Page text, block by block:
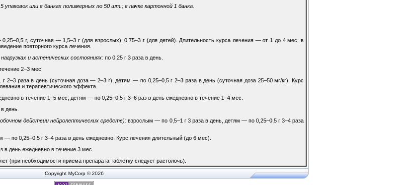
или в банках полимерных по 50 шт.; в пачке картонной 1 банка.
г, суточная — 1,5–3 г (для взрослых), 0,75–3 г (для детей). Длительность курса лечения — от 1 до 4 мес, в
повторного курса лечения.
и астенических состояниях: по 0,25 г 3 раза в день.
2–3 мес.
2–3 раза в день (суточная доза — 2–3 г), детям — по 0,25–0,5 г 2–3 раза в день (суточная доза 25–50 мг/кг). Курс
и терапевтического эффекта.
в течение 1–5 мес; детям — по 0,25–0,5 г 3–6 раз в день ежедневно в течение 1–4 мес.
день.
действии нейролептических средств): взрослым — по 0,5–1 г 3 раза в день, детям — по 0,25–0,5 г 3–4 раза
по 0,25–0,5 г 3–4 раза в день ежедневно. Курс лечения длительный (до 6 мес).
в день ежедневно в течение 3 мес.
(при необходимости приема препарата таблетку следует растолочь).
Copyright MyCorp © 2026